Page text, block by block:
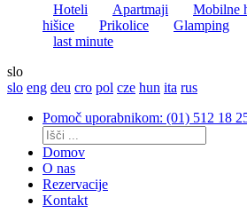
Hoteli Apartmaji Mobilne
hišice
Prikolice Glamping
last minute
slo
slo eng deu cro pol cze hun ita rus
Pomoč uporabnikom: (01) 512 18
Domov
O nas
Rezervacije
Kontakt